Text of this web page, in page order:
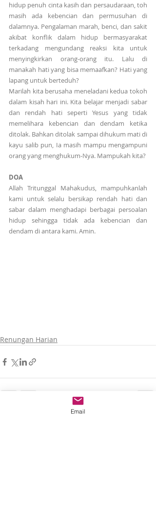
hidup penuh cinta kasih dan persaudaraan, toh
masih ada kebencian dan permusuhan di
dalamnya. Pengalaman marah, benci, dan sakit
akibat konflik dalam hidup bermasyarakat
terkadang mengundang reaksi kita untuk
menyingkirkan orang-orang itu. Lalu di
manakah hati yang bisa memaafkan? Hati yang
lapang untuk berteduh?
Marilah kita berusaha meneladani kedua tokoh
dalam kisah hari ini. Kita belajar menjadi sabar
dan rendah hati seperti Yesus yang tidak
memelihara kebencian dan dendam ketika
ditolak. Bahkan ditolak sampai dihukum mati di
kayu salib pun, Ia masih mampu mengampuni
orang yang menghukum-Nya. Mampukah kita?
DOA
Allah Tritunggal Mahakudus, mampuhkanlah
kami untuk selalu bersikap rendah hati dan
sabar dalam menghadapi berbagai persoalan
hidup sehingga tidak ada kebencian dan
dendam di antara kami. Amin.
Renungan Harian
Email